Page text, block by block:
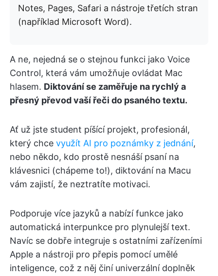
Notes, Pages, Safari a nástroje třetích stran
(například Microsoft Word).
A ne, nejedná se o stejnou funkci jako Voice
Control, která vám umožňuje ovládat Mac
hlasem. Diktování se zaměřuje na rychlý a
přesný převod vaší řeči do psaného textu.
Ať už jste student píšící projekt, profesionál,
který chce využít AI pro poznámky z jednání,
nebo někdo, kdo prostě nesnáší psaní na
klávesnici (chápeme to!), diktování na Macu
vám zajistí, že neztratíte motivaci.
Podporuje více jazyků a nabízí funkce jako
automatická interpunkce pro plynulejší text.
Navíc se dobře integruje s ostatními zařízeními
Apple a nástroji pro přepis pomocí umělé
inteligence, což z něj činí univerzální doplněk